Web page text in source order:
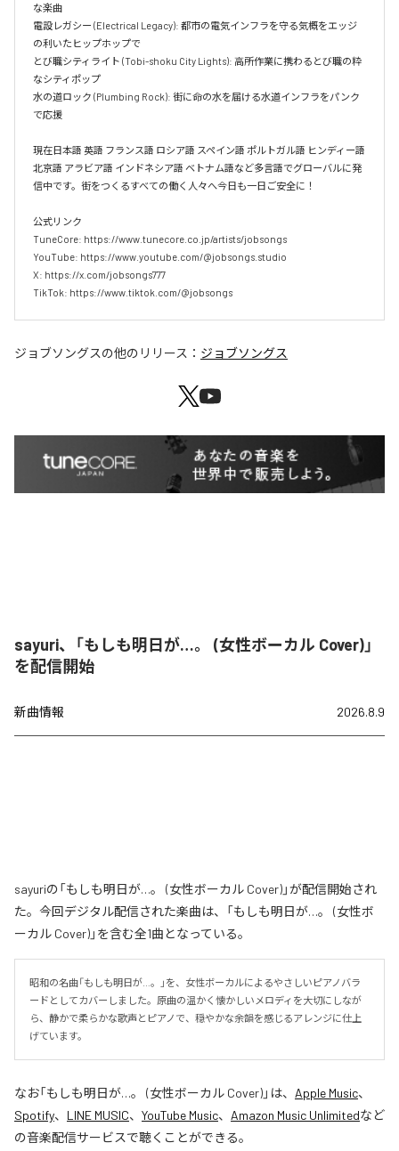
な楽曲
電設レガシー (Electrical Legacy): 都市の電気インフラを守る気概をエッジ
の利いたヒップホップで
とび職シティライト (Tobi-shoku City Lights): 高所作業に携わるとび職の粋
なシティポップ
水の道ロック (Plumbing Rock): 街に命の水を届ける水道インフラをパンク
で応援
現在日本語 英語 フランス語 ロシア語 スペイン語 ポルトガル語 ヒンディー語
北京語 アラビア語 インドネシア語 ベトナム語など多言語でグローバルに発
信中です。街をつくるすべての働く人々へ今日も一日ご安全に！
公式リンク
TuneCore: https://www.tunecore.co.jp/artists/jobsongs
YouTube: https://www.youtube.com/@jobsongs.studio
X: https://x.com/jobsongs777
TikTok: https://www.tiktok.com/@jobsongs
ジョブソングスの他のリリース： ジョブソングス
sayuri、「もしも明日が…。 (女性ボーカル Cover)」
を配信開始
新曲情報 2026.8.9
sayuriの「もしも明日が…。 (女性ボーカル Cover)」が配信開始され
た。今回デジタル配信された楽曲は、「もしも明日が…。 (女性ボ
ーカル Cover)」を含む全1曲となっている。
昭和の名曲「もしも明日が…。」を、女性ボーカルによるやさしいピアノバラ
ードとしてカバーしました。原曲の温かく懐かしいメロディを大切にしなが
ら、静かで柔らかな歌声とピアノで、穏やかな余韻を感じるアレンジに仕上
げています。
なお「もしも明日が…。 (女性ボーカル Cover)」は、 Apple Music、
Spotify、 LINE MUSIC、 YouTube Music、 Amazon Music Unlimitedなど
の音楽配信サービスで聴くことができる。